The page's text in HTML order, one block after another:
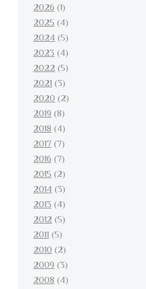
2026(1)
2025(4)
2024(5)
2023(4)
2022(5)
2021(3)
2020(2)
2019(8)
2018(4)
2017(7)
2016(7)
2015(2)
2014(3)
2013(4)
2012(5)
2011(5)
2010(2)
2009(3)
2008(4)